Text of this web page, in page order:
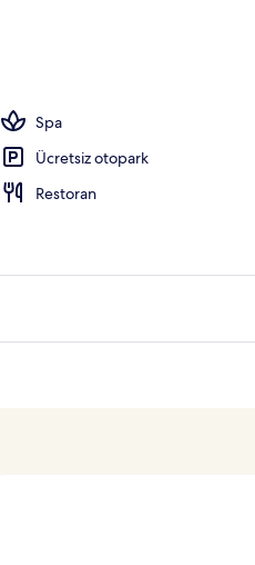
Spa
Ücretsiz otopark
Restoran